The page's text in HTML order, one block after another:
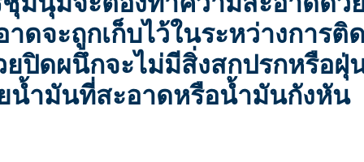
จะถูกเก็บไว้ในระหว่างการติ
ปิดผนึกจะไม่มีสิ่งสกปรกหรือ
น้ำมันที่สะอาดหรือน้ำมันกังหัน